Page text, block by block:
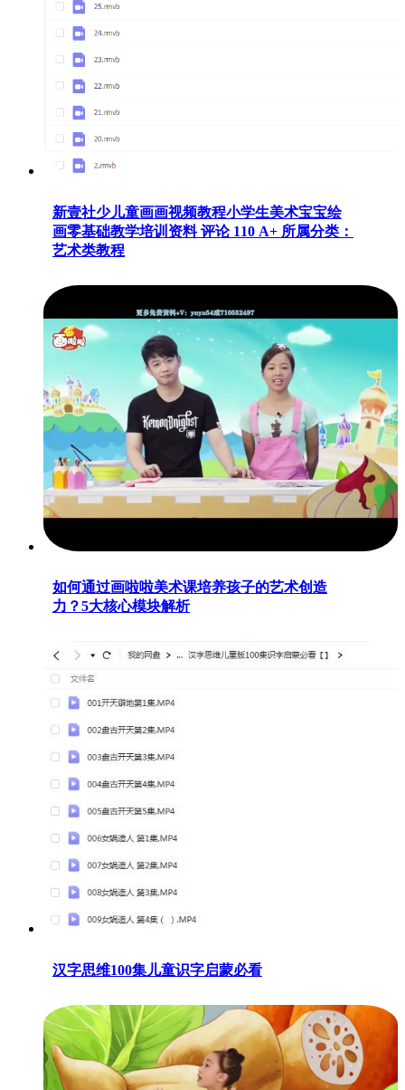
新壹社少儿童画画视频教程小学生美术宝宝绘
画零基础教学培训资料 评论 110 A+ 所属分类：
艺术类教程
如何通过画啦啦美术课培养孩子的艺术创造
力？5大核心模块解析
汉字思维100集儿童识字启蒙必看